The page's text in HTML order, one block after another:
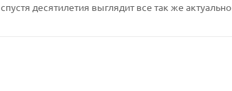
спустя десятилетия выглядит все так же актуально